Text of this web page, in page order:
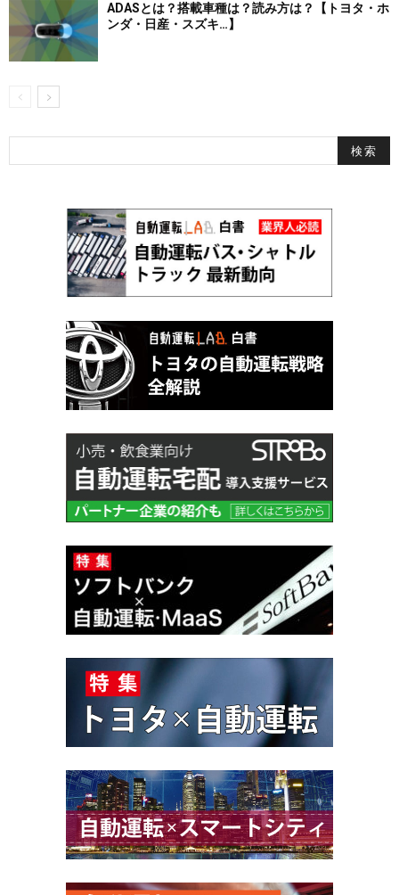
ADASとは？搭載車種は？読み方は？【トヨタ・ホ
ンダ・日産・スズキ…】